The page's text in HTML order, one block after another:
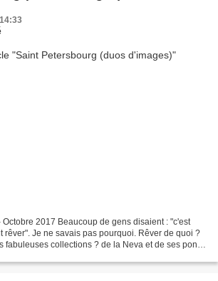
2017 Beaucoup de gens disaient : "c'est
rêver". Je ne savais pas pourquoi. Rêver de quoi ?
fabuleuses collections ? de la Neva et de ses ponts